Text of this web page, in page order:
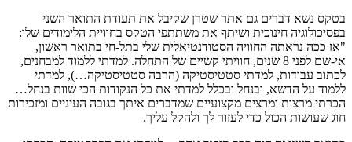
בטקס נשא דברים גם אתר שטרן שקיבל את תעודת התואר השני
בפסיכולוגיה חינוכית ושיתף את משתתפי הטקס בחוויית הלימודים שלו:
"אז ככה נראתה החוויה הסטודנטיאלית שלי בתל-חי בתואר ראשון,
אי-שם לפני 8 שנים, חוויתי קשיים של התחלה. למדתי ללמוד למבחנים,
לכתוב עבודות, למדתי סטטיסטיקה (הרבה סטטיסטיקה…), למדתי
ללמוד על הדשא, ובנחל ובכלל למדתי את כל הנקודות הכי שוות בנחל…
הכרתי מרצות ומרצים מקצועיים שמדברים איתך בגובה העיניים ומזכירות
חוג שעושות הכול כדי לעזור לך ולהקל עליך.